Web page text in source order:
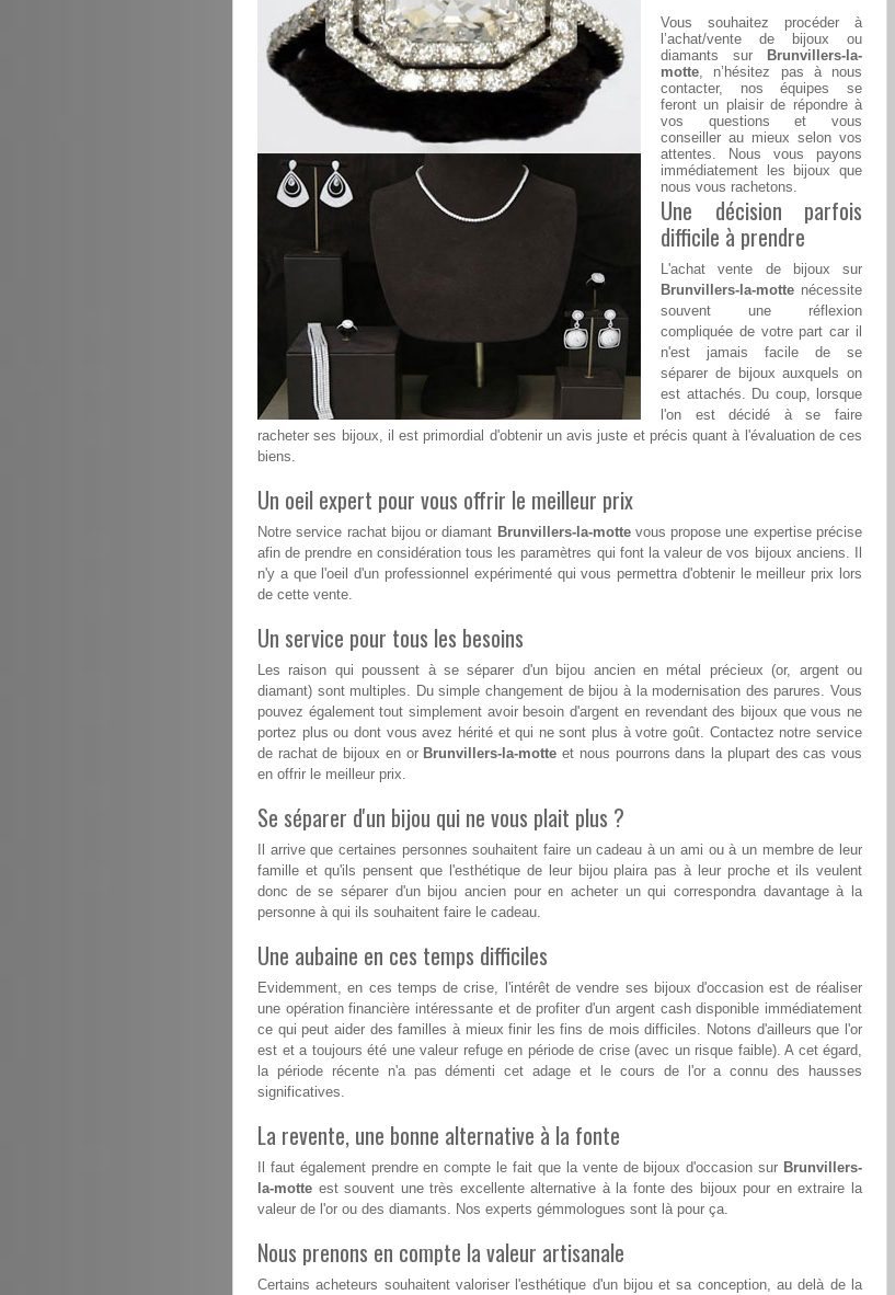
Vous souhaitez procéder à
l’achat/vente de bijoux ou
diamants sur
Brunvillers-la-
motte, n’hésitez pas à nous
contacter, nos équipes se
feront un plaisir de répondre à
vos questions et vous
conseiller au mieux selon vos
attentes. Nous vous payons
immédiatement les bijoux que
nous vous rachetons.
Une décision parfois
difficile à prendre
L'achat vente de bijoux sur
Brunvillers-la-motte nécessite
souvent une réflexion
compliquée de votre part car il
n'est jamais facile de se
séparer de bijoux auxquels on
est attachés. Du coup, lorsque
l'on est décidé à se faire
racheter ses bijoux, il est primordial d'obtenir un avis juste et précis quant à l'évaluation de ces
biens.
Un oeil expert pour vous offrir le meilleur prix
Notre service rachat bijou or diamant Brunvillers-la-mottevous propose une expertise précise
afin de prendre en considération tous les paramètres qui font la valeur de vos bijoux anciens. Il
n'y a que l'oeil d'un professionnel expérimenté qui vous permettra d'obtenir le meilleur prix lors
de cette vente.
Un service pour tous les besoins
Les raison qui poussent à se séparer d'un bijou ancien en métal précieux (or, argent ou
diamant) sont multiples. Du simple changement de bijou à la modernisation des parures. Vous
pouvez également tout simplement avoir besoin d'argent en revendant des bijoux que vous ne
portez plus ou dont vous avez hérité et qui ne sont plus à votre goût. Contactez notre service
de rachat de bijoux en or Brunvillers-la-motte et nous pourrons dans la plupart des cas vous
en offrir le meilleur prix.
Se séparer d'un bijou qui ne vous plait plus ?
Il arrive que certaines personnes souhaitent faire un cadeau à un ami ou à un membre de leur
famille et qu'ils pensent que l'esthétique de leur bijou plaira pas à leur proche et ils veulent
donc de se séparer d'un bijou ancien pour en acheter un qui correspondra davantage à la
personne à qui ils souhaitent faire le cadeau.
Une aubaine en ces temps difficiles
Evidemment, en ces temps de crise, l'intérêt de vendre ses bijoux d'occasion est de réaliser
une opération financière intéressante et de profiter d'un argent cash disponible immédiatement
ce qui peut aider des familles à mieux finir les fins de mois difficiles. Notons d'ailleurs que l'or
est et a toujours été une valeur refuge en période de crise (avec un risque faible). A cet égard,
la période récente n'a pas démenti cet adage et le cours de l'or a connu des hausses
significatives.
La revente, une bonne alternative à la fonte
Il faut également prendre en compte le fait que la vente de bijoux d'occasion sur Brunvillers-
la-motte est souvent une très excellente alternative à la fonte des bijoux pour en extraire la
valeur de l'or ou des diamants. Nos experts gémmologues sont là pour ça.
Nous prenons en compte la valeur artisanale
Certains acheteurs souhaitent valoriser l'esthétique d'un bijou et sa conception, au delà de la